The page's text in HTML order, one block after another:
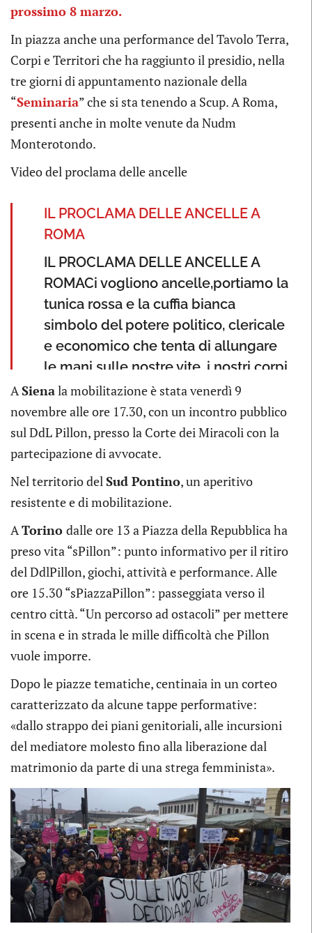
prossimo 8 marzo.
In piazza anche una performance del Tavolo Terra,
Corpi e Territori che ha raggiunto il presidio, nella
tre giorni di appuntamento nazionale della
“Seminaria” che si sta tenendo a Scup. A Roma,
presenti anche in molte venute da Nudm
Monterotondo.
Video del proclama delle ancelle
IL PROCLAMA DELLE ANCELLE A
ROMA
IL PROCLAMA DELLE ANCELLE A
ROMACi vogliono ancelle,portiamo la
tunica rossa e la cuffia bianca
simbolo del potere politico, clericale
e economico che tenta di allungare
le mani sulle nostre vite, i nostri corpi
e le nostre scelte.Siamo donne,
lavoratrici, precarie, migranti, madri,
singole, lesbiche, trans a cui il
governo vuole togliere spazio e
senatore pillon è una vendetta nei
Vogliamo separarci se non amiamo
più, se viviamo condizioni di violenza
domestica, psicologica e sessuale.
Vogliamo farlo tutelando la serenità
dei nostri figli e le loro esigenze.
Vogliamo condividere la cura dei
nostri figli se e solo se ce ne sono le
condizioni, senza che ci sia l'obbligo
della mediazione familiare che tratta
i minori come un patrimonio da
spartirsi.Vogliamo poter denunciare
abusi e violenze senza rischiare che
per questo ci venga tolto
l'affido.Vogliamo liberarci dalla
violenza della povertà, della
precarietà, della dipendenza
economica. Vogliamo un reddito di
autodeterminazione incondizionato e
individuale per poter essere libere di
ASienala mobilitazione è stata venerdì 9
novembre alle ore 17.30, con un incontro pubblico
sul DdL Pillon, presso la Corte dei Miracoli con la
partecipazione di avvocate.
Nel territorio delSud Pontino, un aperitivo
resistente e di mobilitazione.
ATorino dalle ore 13 a Piazza della Repubblica ha
preso vita “sPillon”: punto informativo per il ritiro
del DdlPillon, giochi, attività e performance. Alle
ore 15.30 “sPiazzaPillon”: passeggiata verso il
centro città. “Un percorso ad ostacoli” per mettere
in scena e in strada le mille difficoltà che Pillon
vuole imporre.
Dopo le piazze tematiche, centinaia in un corteo
caratterizzato da alcune tappe performative:
«dallo strappo dei piani genitoriali, alle incursioni
del mediatore molesto fino alla liberazione dal
matrimonio da parte di una strega femminista».